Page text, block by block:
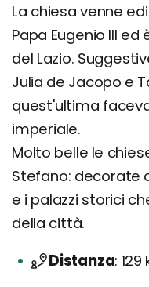
La chiesa venne
Papa Eugenio III
del Lazio.
Julia de Jacopo e
quest'ultima
imperiale.
Molto belle le
Stefano: decorate
e i palazzi storici
della città.
Distanza 129